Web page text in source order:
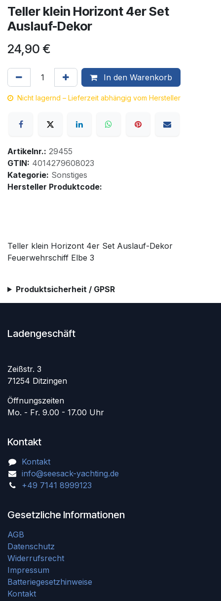
Teller klein Horizont 4er Set
Auslauf-Dekor
24,90 €
In den Warenkorb
Nicht lagernd – Lieferzeit abhängig vom Hersteller
Artikelnr.: 29455
GTIN: 4014279608023
Kategorie: Sonstiges
Hersteller Produktcode:
Teller klein Horizont 4er Set Auslauf-Dekor
Feuerwehrschiff Elbe 3
Produktsicherheit / GPSR
Ladengeschäft
Zeißstr. 3
71254 Ditzingen
Öffnungszeiten
Mo. - Fr. 9.00 - 17.00 Uhr
Kontakt
Kontakt
info@seesack-yachting.de
+49 7141 8999123
Gesetzliche Informationen
AGB
Datenschutz
Widerrufsrecht
Impressum
Batteriegesetzhinweise
Kontakt